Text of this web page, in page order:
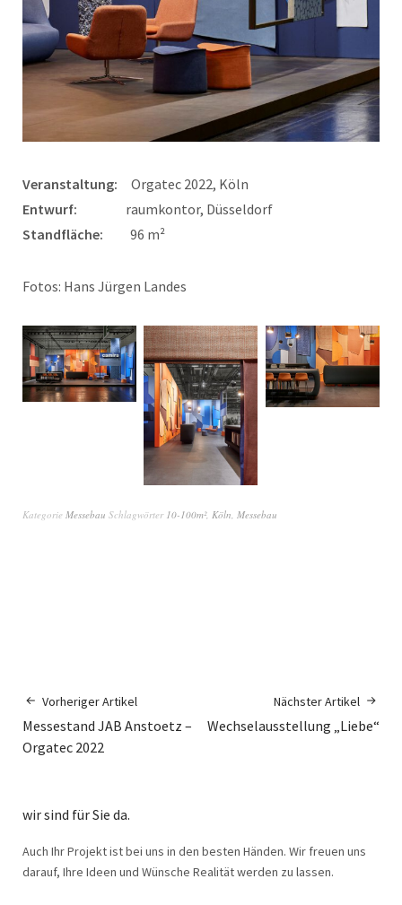
Veranstaltung:
Orgatec 2022, Köln
Entwurf: raumkontor, Düsseldorf
Standfläche: 96 m²
Fotos: Hans Jürgen Landes
Kategorie Messebau Schlagwörter 10-100m², Köln Messebau
Vorheriger Artikel
Messestand JAB Anstoetz –
Orgatec 2022
Nächster Artikel
Wechselausstellung „Liebe“
wir sind für Sie da.
Auch Ihr Projekt ist bei uns in den besten Händen. Wir freuen uns
darauf, Ihre Ideen und Wünsche Realität werden zu lassen.